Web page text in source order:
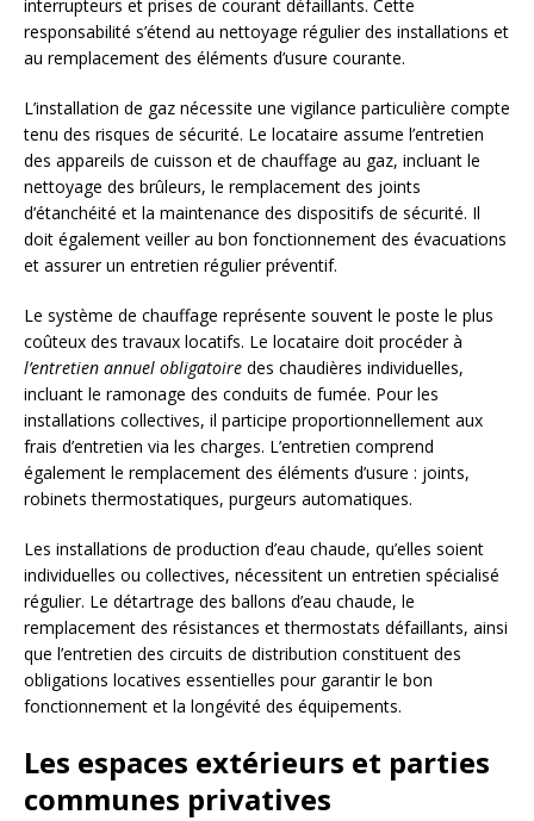
interrupteurs et prises de courant défaillants. Cette
responsabilité s’étend au nettoyage régulier des installations et
au remplacement des éléments d’usure courante.
L’installation de gaz nécessite une vigilance particulière compte
tenu des risques de sécurité. Le locataire assume l’entretien
des appareils de cuisson et de chauffage au gaz, incluant le
nettoyage des brûleurs, le remplacement des joints
d’étanchéité et la maintenance des dispositifs de sécurité. Il
doit également veiller au bon fonctionnement des évacuations
et assurer un entretien régulier préventif.
Le système de chauffage représente souvent le poste le plus
coûteux des travaux locatifs. Le locataire doit procéder à
l’entretien annuel obligatoire des chaudières individuelles,
incluant le ramonage des conduits de fumée. Pour les
installations collectives, il participe proportionnellement aux
frais d’entretien via les charges. L’entretien comprend
également le remplacement des éléments d’usure : joints,
robinets thermostatiques, purgeurs automatiques.
Les installations de production d’eau chaude, qu’elles soient
individuelles ou collectives, nécessitent un entretien spécialisé
régulier. Le détartrage des ballons d’eau chaude, le
remplacement des résistances et thermostats défaillants, ainsi
que l’entretien des circuits de distribution constituent des
obligations locatives essentielles pour garantir le bon
fonctionnement et la longévité des équipements.
Les espaces extérieurs et parties
communes privatives